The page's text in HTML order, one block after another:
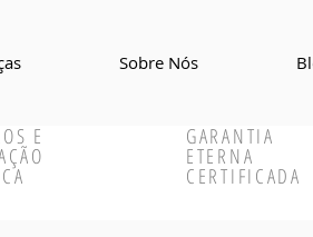
Sobre Nós
E GARANTIA
ETERNA
CERTIFICADA